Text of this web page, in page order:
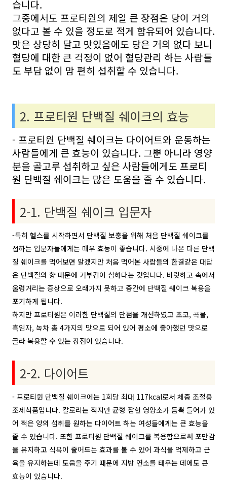
습니다.
그중에서도 프로티원의 제일 큰 장점은 당이 거의
없다고 볼 수 있을 정도로 적게 함유되어 있습니다.
맛은 상당히 달고 맛있음에도 당은 거의 없다 보니
혈당에 대한 큰 걱정이 없어 혈당관리 하는 사람들
도 부담 없이 맘 편히 섭취할 수 있습니다.
2. 프로티원 단백질 쉐이크의 효능
- 프로티원 단백질 쉐이크는 다이어트와 운동하는
사람들에게 큰 효능이 있습니다. 그뿐 아니라 영양
분을 골고루 섭취하고 싶은 사람들에게도 프로티
원 단백질 쉐이크는 많은 도움을 줄 수 있습니다.
2-1. 단백질 쉐이크 입문자
-특히 헬스를 시작하면서 단백질 보충을 위해 처음 단백질 쉐이크를
접하는 입문자들에게는 매우 효능이 좋습니다. 시중에 나온 다른 단백
질 쉐이크를 먹어보면 알겠지만 처음 먹어본 사람들의 한결같은 대답
은 단백질의 향 때문에 거부감이 심하다는 것입니다. 비릿하고 속에서
울렁거리는 증상으로 오래가지 못하고 중간에 단백질 쉐이크 복용을
포기하게 됩니다.
하지만 프로티원은 이러한 단백질의 단점을 개선하였고 초코, 곡물,
흑임자, 녹차 총 4가지의 맛으로 되어 있어 평소에 좋아했던 맛으로
골라 복용할 수 있는 장점이 있습니다.
2-2. 다이어트
- 프로티원 단백질 쉐이크에는 1회당 최대 117kcal로서 체중 조절용
조제식품입니다. 칼로리는 적지만 균형 잡힌 영양소가 듬뿍 들어가 있
어 적은 양의 섭취를 원하는 다이어트 하는 여성들에게는 큰 효능을
줄 수 있습니다. 또한 프로티원 단백질 쉐이크를 복용함으로써 포만감
을 유지하고 식욕이 줄어드는 효과를 볼 수 있어 과식을 억제하고 근
육을 유지하는데 도움을 주기 때문에 지방 연소를 태우는 데에도 큰
효능이 있습니다.